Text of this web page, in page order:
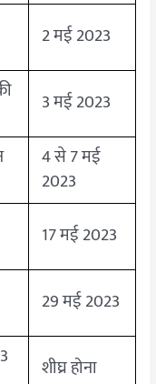
2 मई 2023
3 मई 2023
4 से 7 मई
2023
17 मई 2023
29 मई 2023
शीघ्र होना